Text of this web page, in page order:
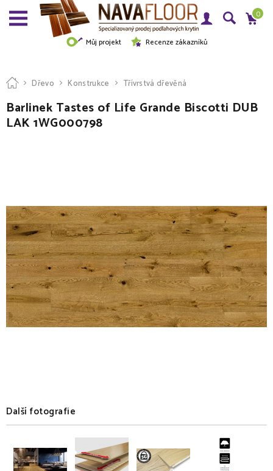
Můj projekt Recenze zákazníků
0
Dřevo Konstrukce Třívrstvá dřevěná
Barlinek Tastes of Life Grande Biscotti DUB
LAK 1WG000798
Další fotografie